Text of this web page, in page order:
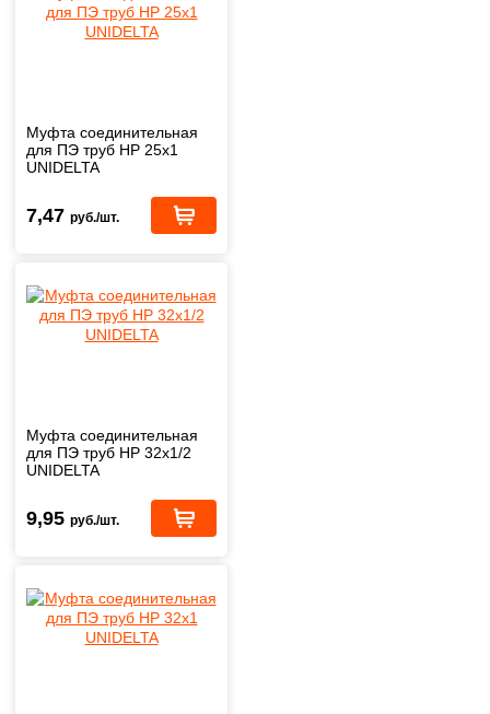
Муфта соединительная
для ПЭ труб НР 25х1
UNIDELTA
7,47 руб./шт.
Муфта соединительная
для ПЭ труб НР 32х1/2
UNIDELTA
9,95 руб./шт.